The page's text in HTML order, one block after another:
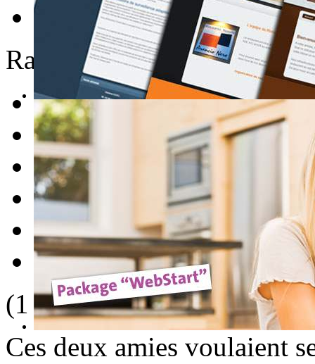
E-mail
Rate this item
1
2
3
4
5
(1 Vote)
Ces deux amies voulaient